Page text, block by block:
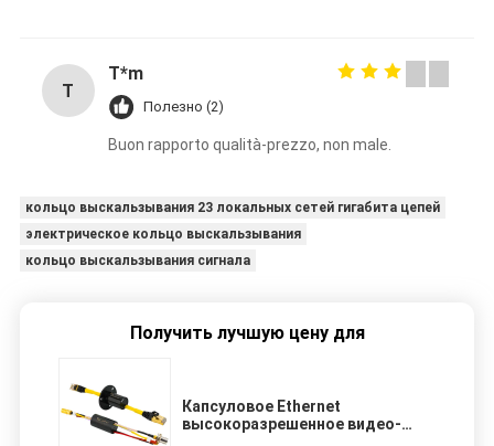
T
T*m
Полезно (2)
Buon rapporto qualità-prezzo, non male.
кольцо выскальзывания 23 локальных сетей гигабита цепей
электрическое кольцо выскальзывания
кольцо выскальзывания сигнала
Получить лучшую цену для
Капсуловое Ethernet
высокоразрешенное видео-